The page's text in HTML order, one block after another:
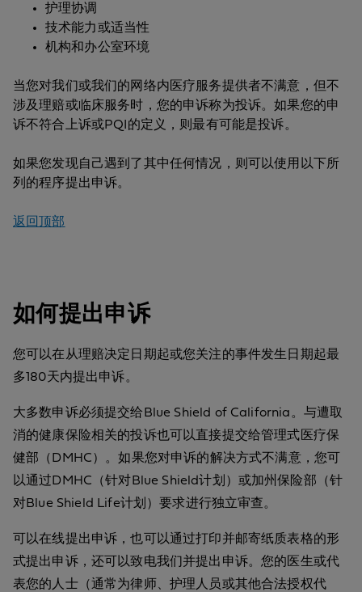
护理协调
技术能力或适当性
机构和办公室环境
当您对我们或我们的网络内医疗服务提供者不满意，但不
涉及理赔或临床服务时，您的申诉称为投诉。如果您的申
诉不符合上诉或PQI的定义，则最有可能是投诉。
如果您发现自己遇到了其中任何情况，则可以使用以下所
列的程序提出申诉。
返回顶部
如何提出申诉
您可以在从理赔决定日期起或您关注的事件发生日期起最
多180天内提出申诉。
大多数申诉必须提交给Blue Shield of California。与遭取
消的健康保险相关的投诉也可以直接提交给管理式医疗保
健部（DMHC）。如果您对申诉的解决方式不满意，您可
以通过DMHC（针对Blue Shield计划）或加州保险部（针
对Blue Shield Life计划）要求进行独立审查。
可以在线提出申诉，也可以通过打印并邮寄纸质表格的形
式提出申诉，还可以致电我们并提出申诉。您的医生或代
表您的人士（通常为律师、护理人员或其他合法授权代